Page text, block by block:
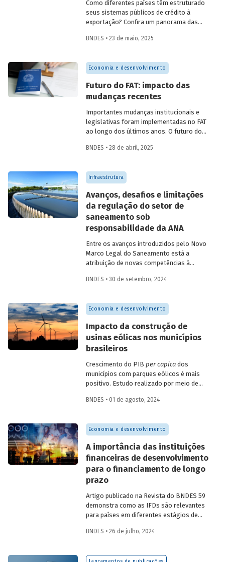
Como diferentes países têm estruturado
seus sistemas públicos de crédito à
exportação? Confira um panorama das
entenda como esses sistemas
econômico, a inovação e a inserção
competitiva no mercado global.
BNDES • 23 de maio, 2025
Economia e desenvolvimento
Futuro do FAT: impacto das
mudanças recentes
Importantes mudanças institucionais e
legislativas foram implementadas no FAT
ao longo dos últimos anos. O futuro do
– depende do que será feito a partir delas.
do BNDES 60.
BNDES • 28 de abril, 2025
Infraestrutura
Avanços, desafios e limitações
da regulação do setor de
saneamento sob
responsabilidade da ANA
Entre os avanços introduzidos pelo Novo
Marco Legal do Saneamento está a
atribuição de novas competências à
Básico (ANA) para regularização do setor.
desafios desse percurso e a importância
de superá-los.
BNDES • 30 de setembro, 2024
Economia e desenvolvimento
Impacto da construção de
usinas eólicas nos municípios
brasileiros
Crescimento do PIB per capitados
municípios com parques eólicos é mais
positivo. Estudo realizado por meio de
resultados mais significativos dois a três
dispersão posterior.
BNDES • 01 de agosto, 2024
Economia e desenvolvimento
A importância das instituições
financeiras de desenvolvimento
para o financiamento de longo
prazo
Artigo publicado na Revista do BNDES 59
demonstra como as IFDs são relevantes
para países em diferentes estágios de
de estabilidade quanto nos de crise
para o desenvolvimento sustentável.
BNDES • 26 de julho, 2024